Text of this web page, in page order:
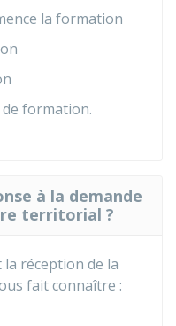
la formation
formation.
à la demande
territorial ?
réception de la
fait connaître :